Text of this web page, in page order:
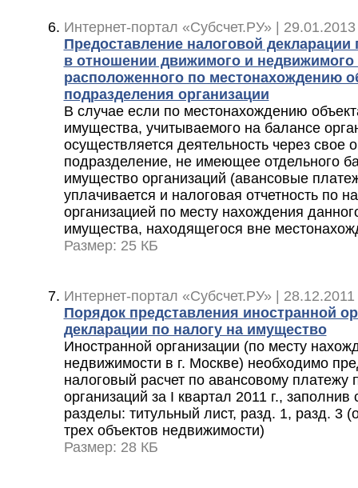
Интернет-портал «Субсчет.РУ» |
Предоставление налоговой
в отношении движимого и недвижимого
расположенного по местонахождению
подразделения организации
В случае если по местонахождению
имущества, учитываемого на балансе
осуществляется деятельность через свое
подразделение, не имеющее отдельного
имущество организаций (авансовые
уплачивается и налоговая отчетность по
организацией по месту нахождения
имущества, находящегося вне
Размер: 25 КБ
Интернет-портал «Субсчет.РУ» |
Порядок представления иностранной
декларации по налогу на имущество
Иностранной организации (по месту
недвижимости в г. Москве) необходимо
налоговый расчет по авансовому платежу
организаций за I квартал 2011 г.,
разделы: титульный лист, разд. 1, разд. 3
трех объектов недвижимости)
Размер: 28 КБ